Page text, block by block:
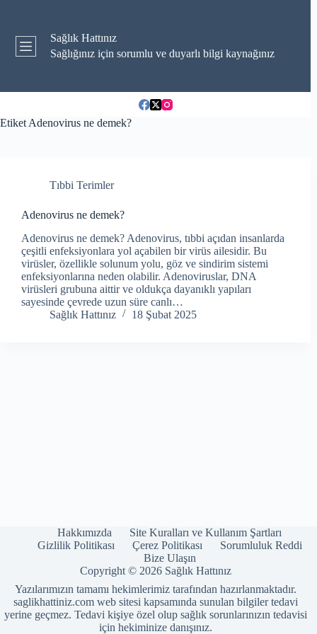
Sağlık Hattınız
Sağlığınız için sorumlu ve duyarlı bilgi kaynağınız
Etiket Adenovirus ne demek?
Tıbbi Terimler
Adenovirus ne demek?
Adenovirus ne demek? Adenovirus, tıbbi açıdan insanlarda
çeşitli enfeksiyonlara yol açabilen bir virüs ailesidir. Bu
virüsler, özellikle solunum yolu, göz ve sindirim sistemi
enfeksiyonlarına neden olabilir. Adenoviruslar, DNA
virüsleri grubuna aittir ve oldukça dayanıklı yapıları
sayesinde çevrede uzun süre canlı…
Sağlık Hattınız
18 Şubat 2025
Hakkımızda
Site Kuralları ve Kullanım Şartları
Gizlilik Politikası
Çerez Politikası
Sorumluluk Reddi
Bize Ulaşın
Copyright © 2026 Sağlık Hattınız
Yazılarımızın tamamı hekimlerimiz tarafından hazırlanmaktadır.
saglikhattiniz.com web sitesi kapsamında sunulan bilgiler tedavi
yerine geçmez. Tedavi kişiye özel olup sağlık sorunlarınızın tedavisi
için hekiminize danışınız.